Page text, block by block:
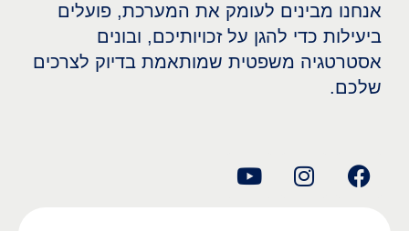
אנחנו מבינים לעומק את המערכת, פועלים
ביעילות כדי להגן על זכויותיכם, ובונים
אסטרטגיה משפטית שמותאמת בדיוק לצרכים
שלכם.